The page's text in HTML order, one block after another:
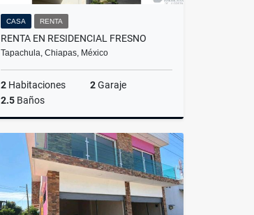
CASA RENTA
RENTA EN RESIDENCIAL FRESNO
Tapachula, Chiapas, México
2 Habitaciones 2Garaje
2.5 Baños
Renta
$15,000